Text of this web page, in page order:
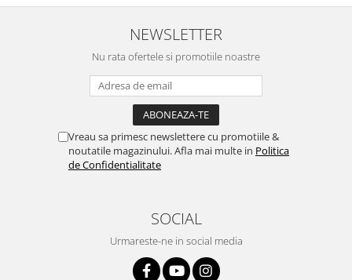
NEWSLETTER
Nu rata ofertele si promotiile noastre
Vreau sa primesc newslettere cu promotiile &
noutatile magazinului. Afla mai multe in Politica
de Confidentialitate
SOCIAL
Urmareste-ne in social media